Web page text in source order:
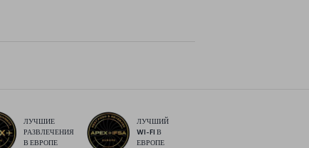
ЛУЧШИЕ
РАЗВЛЕЧЕНИЯ
В ЕВРОПЕ
ЛУЧШИЙ
WI-FI В
ЕВРОПЕ